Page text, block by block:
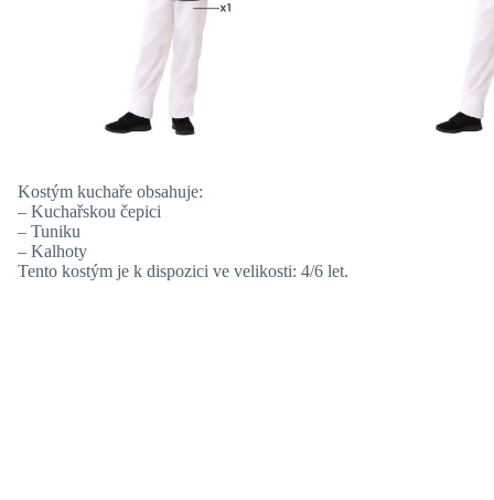
Kostým kuchaře obsahuje:
– Kuchařskou čepici
– Tuniku
– Kalhoty
Tento kostým je k dispozici ve velikosti: 4/6 let.